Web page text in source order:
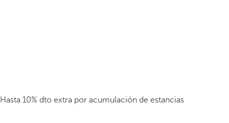
Hasta 10% dto extra por acumulación de estancias